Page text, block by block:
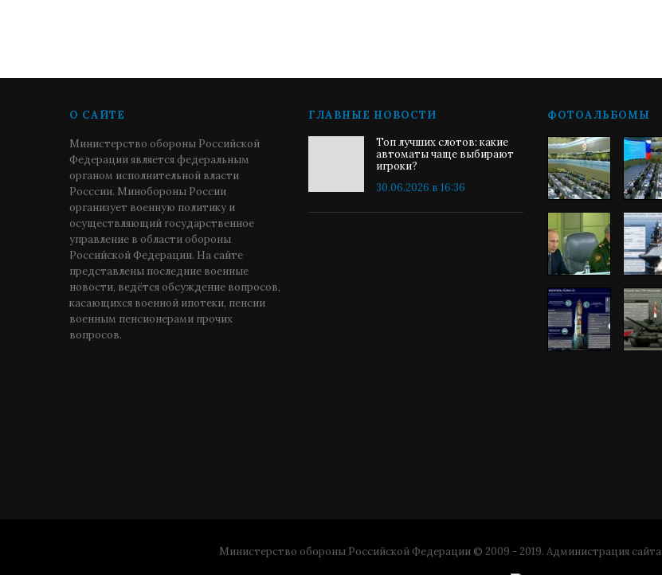
О САЙТЕ
Министерство обороны Российской
Федерации является федеральным
органом исполнительной власти
Росссии. Минобороны России
организует военную политику и
осуществляющий государственное
управление в области обороны
Российской Федерации. На сайте
представлены последние военные
новости, ведётся обсуждение вопросов,
касающихся военной ипотеки, пенсии
военным пенсионерами прочих
вопросов.
ГЛАВНЫЕ НОВОСТИ
Топ лучших слотов: какие
автоматы чаще выбирают
игроки?
30.06.2026 в 16:36
ФОТОАЛЬБОМЫ
Министерство обороны Российской Федерации © 2009 - 2019. Администрация сайта